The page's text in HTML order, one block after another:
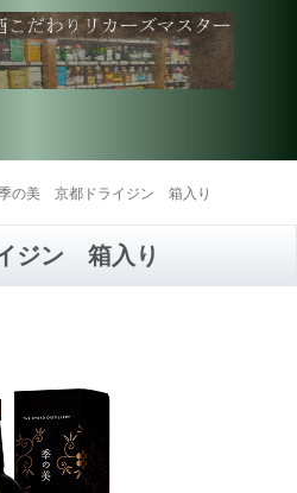
の美 京都ドライジン 箱入り
ジン 箱入り